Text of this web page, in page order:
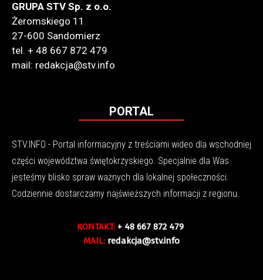
GRUPA STV Sp. z o.o.
Żeromskiego 11
27-600 Sandomierz
tel. + 48 667 872 479
mail: redakcja@stv.info
PORTAL
STV.INFO - Portal informacyjny z treściami wideo dla wschodniej
części województwa świętokrzyskiego. Specjalnie dla Was
jesteśmy blisko spraw ważnych dla lokalnej społeczności.
Codziennie dostarczamy najświeższych informacji z regionu.
KONTAKT: + 48 667 872 479
MAIL: redakcja@stv.info